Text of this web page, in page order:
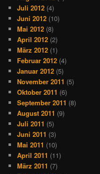
Juli 2012 (4)
Juni 2012 (10)
Mai 2012 (8)
April 2012 (2)
März 2012 (1)
Februar 2012 (4)
Januar 2012 (5)
November 2011 (5)
Oktober 2011 (6)
September 2011 (8)
August 2011 (9)
Juli 2011 (5)
Juni 2011 (3)
Mai 2011 (10)
April 2011 (11)
März 2011 (7)